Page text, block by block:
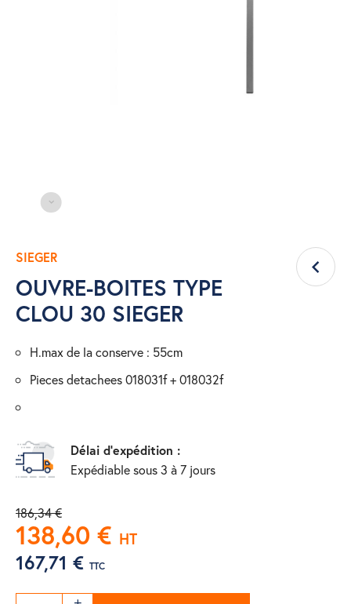
SIEGER
OUVRE-BOITES TYPE
CLOU 30 SIEGER
h.max de la conserve : 55cm
pieces detachees 018031f + 018032f
Délai d'expédition :
Expédiable sous 3 à 7 jours
186,34 €
138,60 € HT
167,71 € TTC